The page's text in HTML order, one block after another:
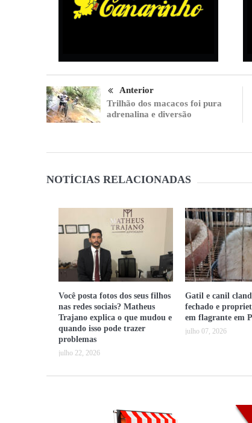
Anterior
Trilhão dos macacos foi pura
adrenalina e diversão
NOTÍCIAS RELACIONADAS
Você posta fotos dos seus filhos
nas redes sociais? Matheus
Trajano explica o que mudou e
quando isso pode trazer
problemas
julho 22, 2026
Gatil e canil
fechado e
em flagrante em
julho 07, 2026